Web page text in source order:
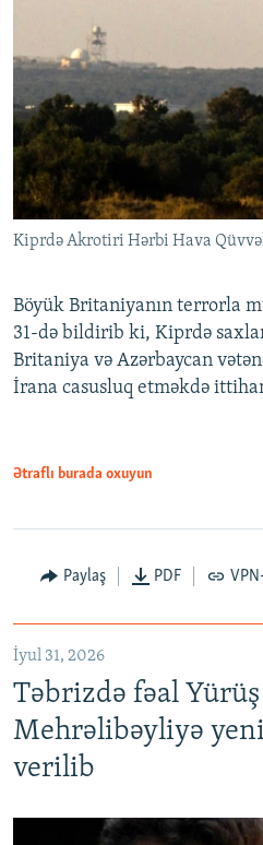
Kiprdə Akrotiri Hərbi Hava
Böyük Britaniyanın terrorla
31-də bildirib ki, Kiprdə
Britaniya və Azərbaycan
İrana casusluq etməkdə
Ətraflı burada oxuyun
Paylaş PDF
İyul 31, 2026
Təbrizdə fəal Yürüş
Mehrəlibəyliyə yeni
verilib